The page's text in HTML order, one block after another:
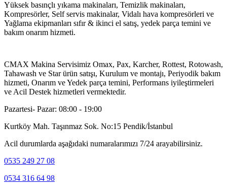
Yüksek basınçlı yıkama makinaları, Temizlik makinaları,
Kompresörler, Self servis makinalar, Vidalı hava kompresörleri ve
Yağlama ekipmanları sıfır & ikinci el satış, yedek parça temini ve
bakım onarım hizmeti.
CMAX Makina Servisimiz Omax, Pax, Karcher, Rottest, Rotowash,
Tahawash ve Star ürün satışı, Kurulum ve montajı, Periyodik bakım
hizmeti, Onarım ve Yedek parça temini, Performans iyileştirmeleri
ve Acil Destek hizmetleri vermektedir.
Pazartesi- Pazar: 08:00 - 19:00
Kurtköy Mah. Taşınmaz Sok. No:15 Pendik/İstanbul
Acil durumlarda aşağıdaki numaralarımızı 7/24 arayabilirsiniz.
0535 249 27 08
0534 316 64 98